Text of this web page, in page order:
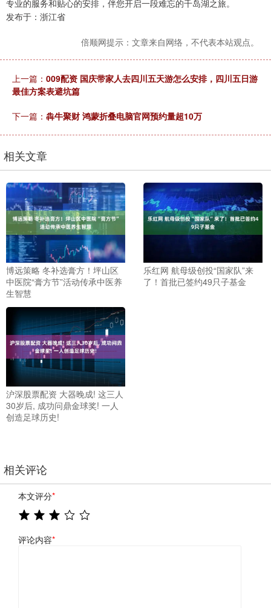
专业的服务和贴心的安排，伴您开启一段难忘的千岛湖之旅。
发布于：浙江省
倍顺网提示：文章来自网络，不代表本站观点。
上一篇： 009配资 国庆带家人去四川五天游怎么安排，四川五日游
最佳方案表避坑篇
下一篇： 犇牛聚财 鸿蒙折叠电脑官网预约量超10万
相关文章
博远策略 冬补选膏方！坪山区
中医院“膏方节”活动传承中医养
生智慧
乐红网 航母级创投“国家队”来
了！首批已签约49只子基金
沪深股票配资 大器晚成! 这三人
30岁后, 成功问鼎金球奖! 一人
创造足球历史!
相关评论
本文评分*
评论内容*